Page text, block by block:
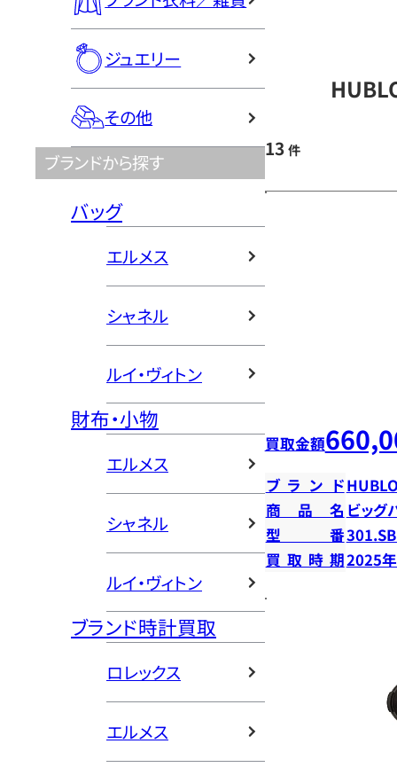
ジュエリー
その他
ブランドから探す
バッグ
エルメス
シャネル
ルイ・ヴィトン
財布・小物
エルメス
シャネル
ルイ・ヴィトン
ブランド時計買取
ロレックス
エルメス
13 件
買取金額
ブランド
商品名 ビッグ
型番
買取時期2025